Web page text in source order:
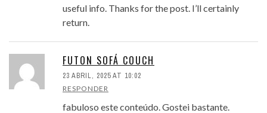
useful info. Thanks for the post. I’ll certainly
return.
FUTON SOFÁ COUCH
23 ABRIL, 2025 AT 10:02
RESPONDER
fabuloso este conteúdo. Gostei bastante.